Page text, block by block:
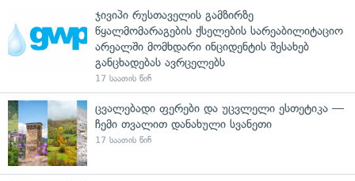
ჯივიპი რუსთაველის გამზირზე
წყალმომარაგების ქსელების სარეაბილიტაციო
არეალში მომხდარი ინციდენტის შესახებ
განცხადებას ავრცელებს
17 საათის წინ
ცვალებადი ფერები და უცვლელი ესთეტიკა —
ჩემი თვალით დანახული სვანეთი
17 საათის წინ